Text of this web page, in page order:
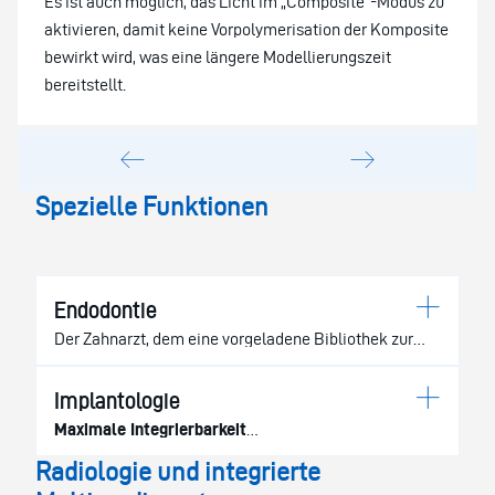
aktivieren, damit keine Vorpolymerisation der Komposite
bewirkt wird, was eine längere Modellierungszeit
bereitstellt.
Spezielle Funktionen
Endodontie
Der Zahnarzt, dem eine vorgeladene Bibliothek zur
herkömmlichen als auch mit reziproken Instrumenten
im optionalen Modus vornehmen. Der Apexlokalisator
Entfernung des Apex auf dem Display anzuzeigen.
Implantologie
Maximale Integrierbarkeit
Durch die integrierten Systeme für den Implantologen,
die mit peristaltischer Pumpe ausgestattet sind und
Radiologie und integrierte